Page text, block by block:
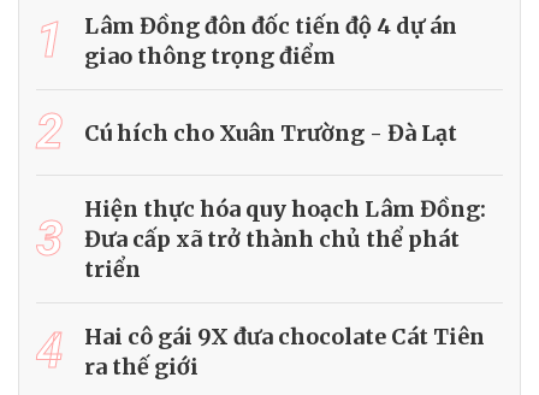
1
Lâm Đồng đôn đốc tiến độ 4 dự án
giao thông trọng điểm
2 Cú hích cho Xuân Trường - Đà Lạt
3
Hiện thực hóa quy hoạch Lâm Đồng:
Đưa cấp xã trở thành chủ thể phát
triển
4
Hai cô gái 9X đưa chocolate Cát Tiên
ra thế giới